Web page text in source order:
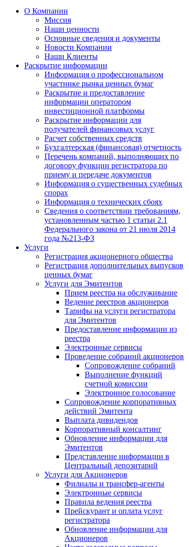
О Компании
Миссия
Наши ценности
Основные сведения и документы
Новости Компании
Наши Клиенты
Раскрытие информации
Информация о профессиональном
участнике рынка ценных бумаг
Раскрытие и предоставление
информации оператором
инвестиционной платформы
Раскрытие информации для
получателей финансовых услуг
Расчет собственных средств
Бухгалтерская (финансовая) отчетность
Перечень компаний, выполняющих по
договору функции регистратора по
приему и передаче документов
Информация о существенных судебных
спорах
Информация о технических сбоях
Сведения о соответствии требованиям,
установленным частью 1 статьи 2.1
Федерального закона от 21 июля 2014
года №213-ФЗ
Услуги
Регистрация акционерного общества
Регистрация дополнительных выпусков
ценных бумаг
Услуги для Эмитентов
Прием реестра на обслуживание
Ведение реестров акционеров
Тарифы на услуги регистратора
для Эмитентов
Предоставление информации из
реестра
Электронные сервисы
Проведение собраний акционеров
Сопровождение собраний
Выполнение функций
счетной комиссии
Электронное голосование
Сопровождение корпоративных
действий Эмитента
Выплата дивидендов
Корпоративный консалтинг
Обновление информации для
Эмитентов
Представление информации в
Центральный депозитарий
Услуги для Акционеров
Филиалы и трансфер-агенты
Электронные сервисы
Правила ведения реестра
Прейскурант и оплата услуг
регистратора
Обновление информации для
Акционеров